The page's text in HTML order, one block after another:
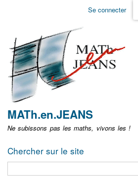
Aller
non
identifié
Se connecter
MATh.en.JEANS
Ne subissons pas les maths, vivons les !
Chercher sur le site